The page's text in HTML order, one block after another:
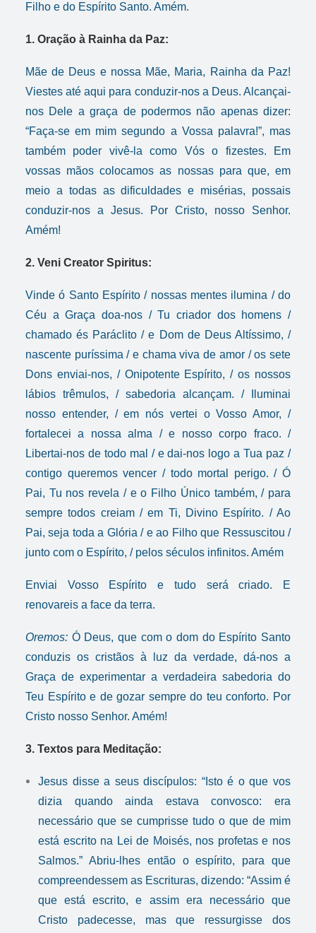
Filho e do Espírito Santo. Amém.
1. Oração à Rainha da Paz:
Mãe de Deus e nossa Mãe, Maria, Rainha da Paz!
Viestes até aqui para conduzir-nos a Deus. Alcançai-
nos Dele a graça de podermos não apenas dizer:
“Faça-se em mim segundo a Vossa palavra!”, mas
também poder vivê-la como Vós o fizestes. Em
vossas mãos colocamos as nossas para que, em
meio a todas as dificuldades e misérias, possais
conduzir-nos a Jesus. Por Cristo, nosso Senhor.
Amém!
2. Veni Creator Spiritus:
Vinde ó Santo Espírito / nossas mentes ilumina / do
Céu a Graça doa-nos / Tu criador dos homens /
chamado és Paráclito / e Dom de Deus Altíssimo, /
nascente puríssima / e chama viva de amor / os sete
Dons enviai-nos, / Onipotente Espírito, / os nossos
lábios trêmulos, / sabedoria alcançam. / Iluminai
nosso entender, / em nós vertei o Vosso Amor, /
fortalecei a nossa alma / e nosso corpo fraco. /
Libertai-nos de todo mal / e dai-nos logo a Tua paz /
contigo queremos vencer / todo mortal perigo. / Ó
Pai, Tu nos revela / e o Filho Único também, / para
sempre todos creiam / em Ti, Divino Espírito. / Ao
Pai, seja toda a Glória / e ao Filho que Ressuscitou /
junto com o Espírito, / pelos séculos infinitos. Amém
Enviai Vosso Espírito e tudo será criado. E
renovareis a face da terra.
Oremos: Ó Deus, que com o dom do Espírito Santo
conduzis os cristãos à luz da verdade, dá-nos a
Graça de experimentar a verdadeira sabedoria do
Teu Espírito e de gozar sempre do teu conforto. Por
Cristo nosso Senhor. Amém!
3. Textos para Meditação:
Jesus disse a seus discípulos: “Isto é o que vos
dizia quando ainda estava convosco: era
necessário que se cumprisse tudo o que de mim
está escrito na Lei de Moisés, nos profetas e nos
Salmos.” Abriu-lhes então o espírito, para que
compreendessem as Escrituras, dizendo: “Assim é
que está escrito, e assim era necessário que
Cristo padecesse, mas que ressurgisse dos